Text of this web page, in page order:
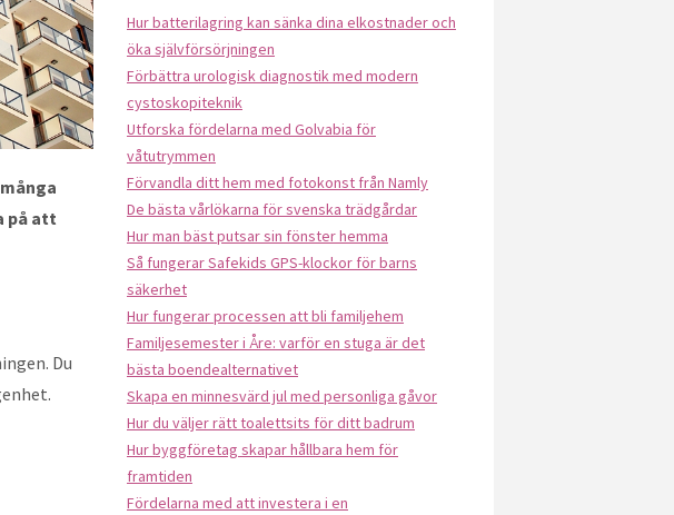
på att
Du
Hur batterilagring kan sänka dina elkostnader och
öka självförsörjningen
Förbättra urologisk diagnostik med modern
cystoskopiteknik
Utforska fördelarna med Golvabia för
våtutrymmen
Förvandla ditt hem med fotokonst från Namly
De bästa vårlökarna för svenska trädgårdar
Hur man bäst putsar sin fönster hemma
Så fungerar Safekids GPS-klockor för barns
säkerhet
Hur fungerar processen att bli familjehem
Familjesemester i Åre: varför en stuga är det
bästa boendealternativet
Skapa en minnesvärd jul med personliga gåvor
Hur du väljer rätt toalettsits för ditt badrum
Hur byggföretag skapar hållbara hem för
framtiden
Fördelarna med att investera i en